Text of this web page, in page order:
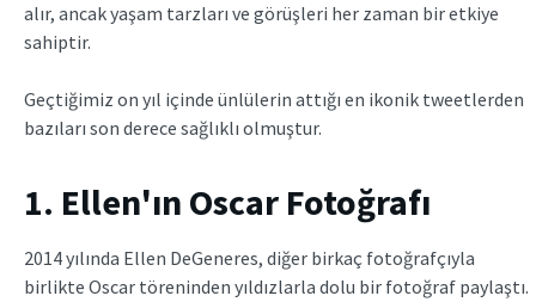
alır, ancak yaşam tarzları ve görüşleri her zaman bir etkiye
sahiptir.
Geçtiğimiz on yıl içinde ünlülerin attığı en ikonik tweetlerden
bazıları son derece sağlıklı olmuştur.
1. Ellen'ın Oscar Fotoğrafı
2014 yılında Ellen DeGeneres, diğer birkaç fotoğrafçıyla
birlikte Oscar töreninden yıldızlarla dolu bir fotoğraf paylaştı.